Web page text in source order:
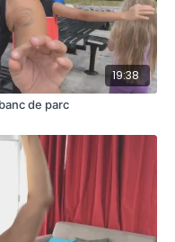
19:38
de parc